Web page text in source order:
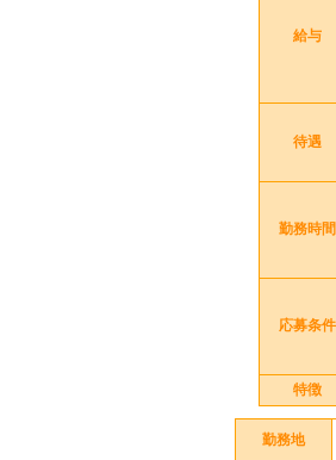
給与
待遇
勤務時間
応募条件
特徴
勤務地